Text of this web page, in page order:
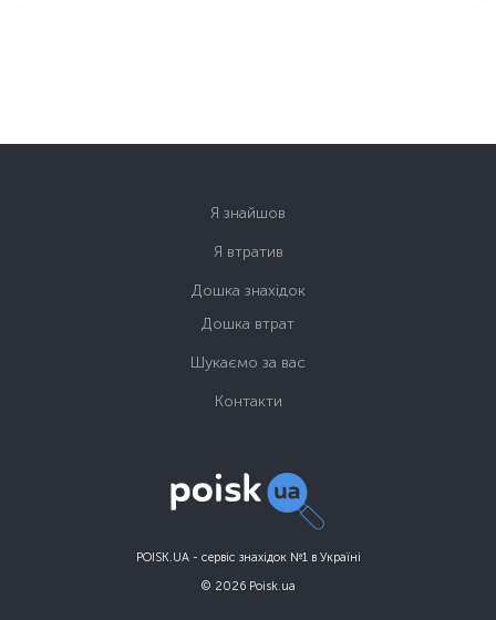
POISK.UA - сервіс знахідок №1 в Україні
© 2026 Poisk.ua
Я знайшов
Я втратив
Дошка знахідок
Дошка втрат
Шукаємо за вас
Контакти